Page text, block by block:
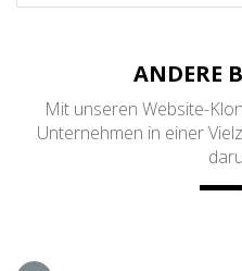
ANDERE
Mit unseren Website-
Unternehmen in einer